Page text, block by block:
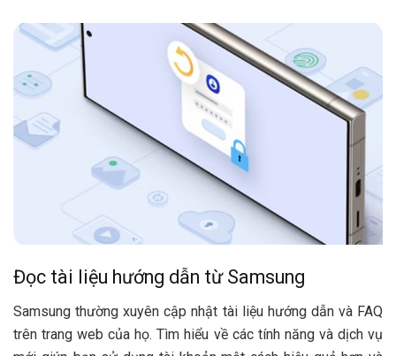
Đọc tài liệu hướng dẫn từ Samsung
Samsung thường xuyên cập nhật tài liệu hướng dẫn và FAQ
trên trang web của họ. Tìm hiểu về các tính năng và dịch vụ